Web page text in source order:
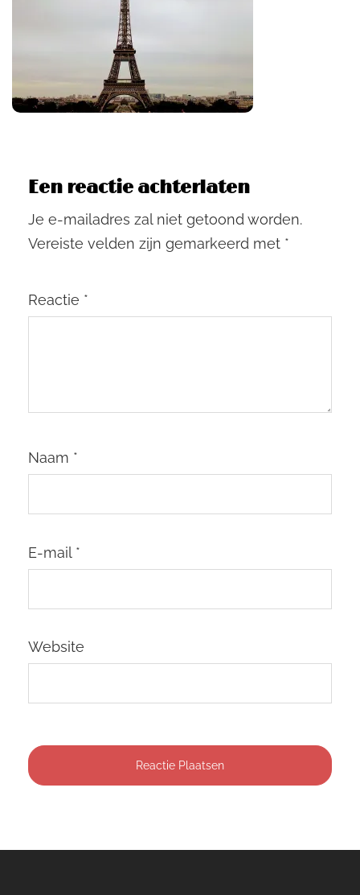
Een reactie achterlaten
Je e-mailadres zal niet getoond worden.
Vereiste velden zijn gemarkeerd met *
Reactie *
Naam *
E-mail *
Website